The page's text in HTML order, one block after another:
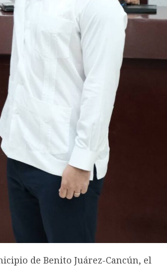
de Benito Juárez-Cancún, el